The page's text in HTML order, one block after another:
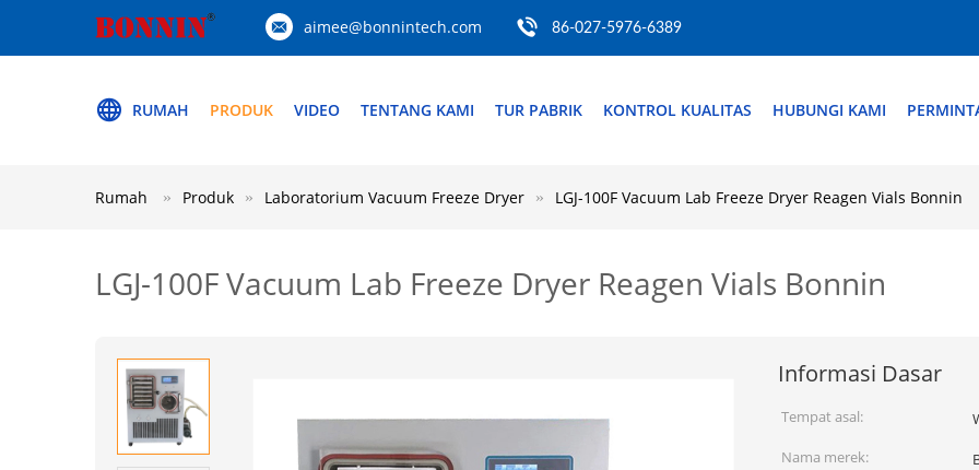
aimee@bonnintech.com 86-027-5976-6389
RUMAH PRODUK VIDEO TENTANG KAMI TUR PABRIK KONTROL KUALITAS HUBUNGI KAMI
Rumah Produk Laboratorium Vacuum Freeze Dryer LGJ-100F Vacuum Lab Freeze Dryer Reagen Vials Bonnin
LGJ-100F Vacuum Lab Freeze Dryer Reagen Vials Bonnin
Informasi Dasar
Tempat asal:
Nama merek: